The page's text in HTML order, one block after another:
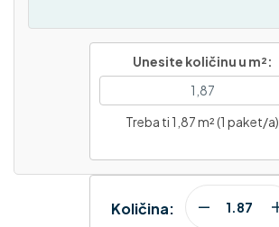
Unesite količinu u m²:
Treba ti 1,87 m² (1 paket/a)
Količina: